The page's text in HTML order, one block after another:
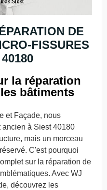
DE
FISSURES
la réparation
bâtiments
et Façade, nous
à Siest 40180
mais un morceau
C'est pourquoi
sur la réparation de
Avec WJ
découvrez les